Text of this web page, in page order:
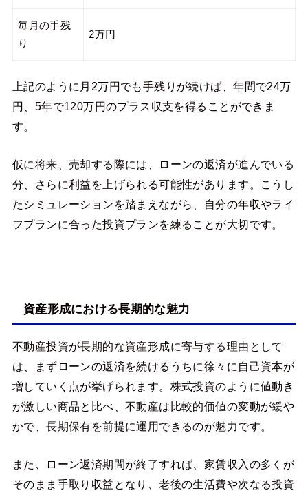
毎月の手残
り
2万円
上記のように月2万円でも手残りが続けば、年間で24万
円、5年で120万円のプラス収支を得ることができま
す。
仮に将来、売却する際には、ローンの返済が進んでいる
分、さらに利益を上げられる可能性があります。こうし
たシミュレーションを踏まえながら、自分の年収やライ
フプランに合った投資プランを練ることが大切です。
資産形成における長期的な魅力
不動産投資が長期的な資産形成に寄与する理由として
は、まずローンの返済を続けるうちに徐々に自己資本が
増していく点が挙げられます。株式投資のように値動き
が激しい商品と比べ、不動産は比較的価値の変動が緩や
かで、長期保有を前提に運用できるのが魅力です。
また、ローン返済期間が終了すれば、家賃収入の多くが
そのまま手取り収益となり、老後の生活費や次なる投資